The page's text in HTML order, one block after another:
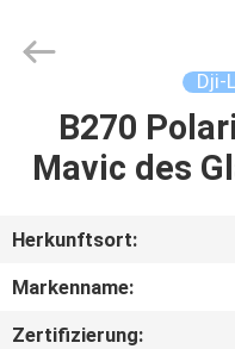
HAUS
ÜBER
UNS
Ltd..
Dji-
B270
Mavic des
Herkunftsort:
Markenname:
Zertifizierung: